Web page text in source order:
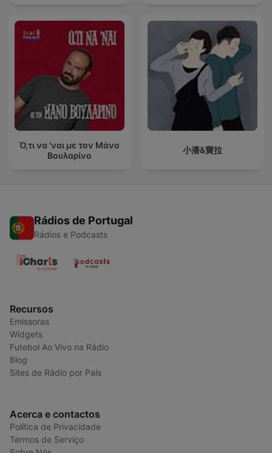
Ό,τι να 'ναι με τον Μάνο
Βουλαρίνο
小潘&寶拉
Rádios de Portugal
Rádios e Podcasts
Recursos
Emissoras
Widgets
Futebol Ao Vivo na Rádio
Blog
Sites de Rádio por País
Acerca e contactos
Política de Privacidade
Termos de Serviço